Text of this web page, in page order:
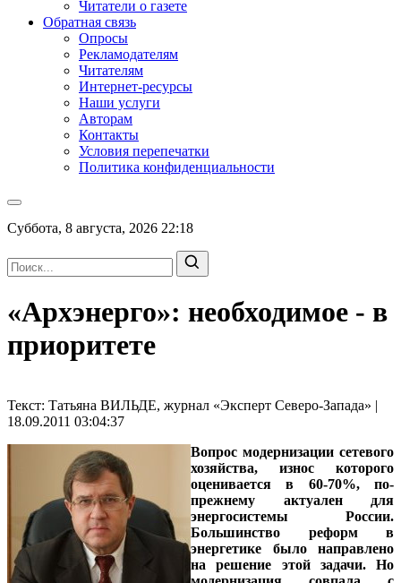
Читатели о газете
Обратная связь
Опросы
Рекламодателям
Читателям
Интернет-ресурсы
Наши услуги
Авторам
Контакты
Условия перепечатки
Политика конфиденциальности
Суббота, 8 августа, 2026 22:18
«Архэнерго»: необходимое - в
приоритете
Текст: Татьяна ВИЛЬДЕ, журнал «Эксперт Северо-Запада» |
18.09.2011 03:04:37
Вопрос модернизации сетевого
хозяйства, износ которого
оценивается в 60-70%, по-
прежнему актуален для
энергосистемы России.
Большинство реформ в
энергетике было направлено
на решение этой задачи. Но